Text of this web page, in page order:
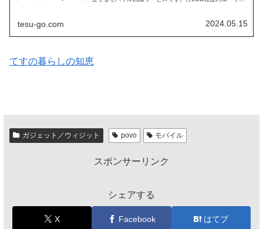
tesu-go.com 2024.05.15
てすの暮らしの知恵
ガジェット／ウィジット povo モバイル
スポンサーリンク
シェアする
X Facebook はてブ